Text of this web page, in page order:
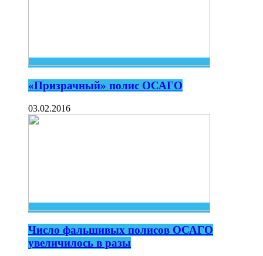
«Призрачный» полис ОСАГО
03.02.2016
Число фальшивых полисов ОСАГО
увеличилось в разы